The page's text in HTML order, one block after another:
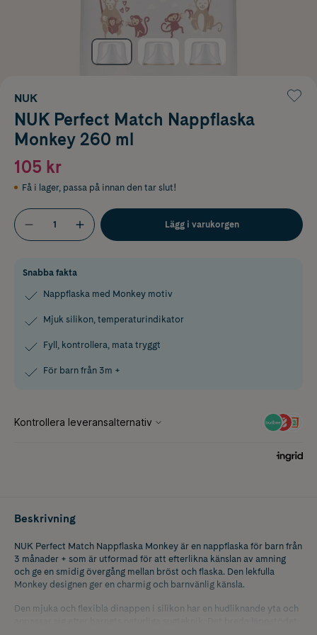
NUK
NUK Perfect Match Nappflaska
Monkey 260 ml
105 kr
Få i lager, passa på innan den tar slut!
Lägg i varukorgen
Snabba fakta
Nappflaska med Monkey motiv
Mjuk silikon, temperaturindikator
Fyll, kontrollera, mata tryggt
För barn från 3m +
Beskrivning
NUK Perfect Match Nappflaska Monkey är en nappflaska för barn från
3 månader + som är utformad för att efterlikna känslan av amning
och ge en smidig övergång mellan bröst och flaska. Den lekfulla
Monkey designen ger en charmig och barnvänlig känsla.
Den mjuka och flexibla dinappen i silikon har en hudliknande yta och